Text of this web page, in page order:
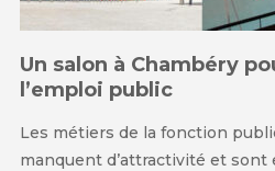
Un salon à Chambéry
l’emploi public
Les métiers de la fonction
manquent d’attractivité et